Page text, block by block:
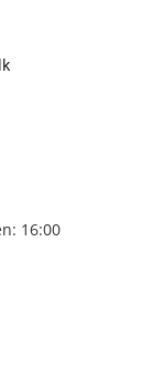
16:00